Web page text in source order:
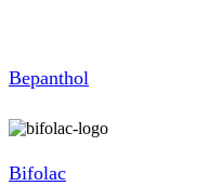
Bepanthol
Bifolac